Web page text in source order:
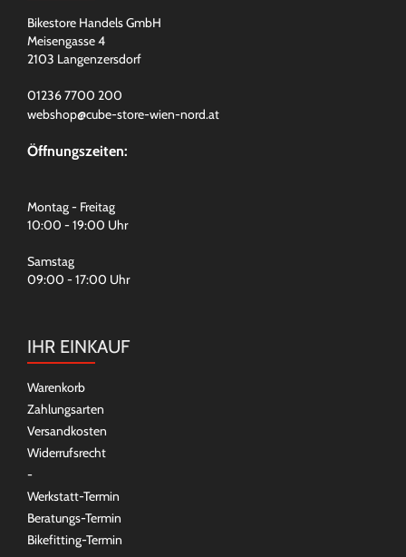
Bikestore Handels GmbH
Meisengasse 4
2103 Langenzersdorf
01236 7700 200
webshop@cube-store-wien-nord.at
Öffnungszeiten:
Montag - Freitag
10:00 - 19:00 Uhr
Samstag
09:00 - 17:00 Uhr
IHR EINKAUF
Warenkorb
Zahlungsarten
Versandkosten
Widerrufsrecht
-
Werkstatt-Termin
Beratungs-Termin
Bikefitting-Termin